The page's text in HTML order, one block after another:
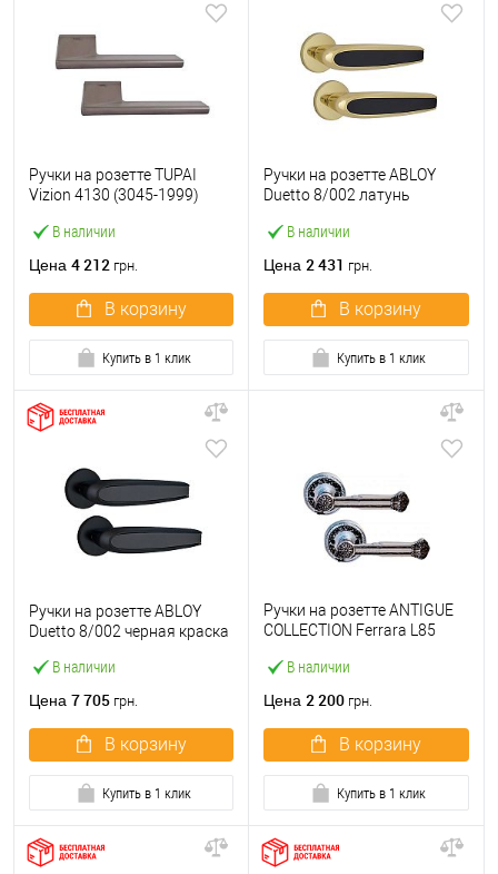
В наличии
Ручки на розетте TUPAI
Vizion 4130 (3045-1999)
Цена 4 212 грн.
В корзину
Купить в 1 клик
В наличии
Ручки на розетте ABLOY
Duetto 8/002 латунь
Цена 2 431 грн.
В корзину
Купить в 1 клик
В наличии
Ручки на розетте ABLOY
Duetto 8/002 черная краска
Цена 7 705 грн.
В корзину
Купить в 1 клик
В наличии
Ручки на розетте ANTIGUE
COLLECTION Ferrara L85
Цена 2 200 грн.
В корзину
Купить в 1 клик